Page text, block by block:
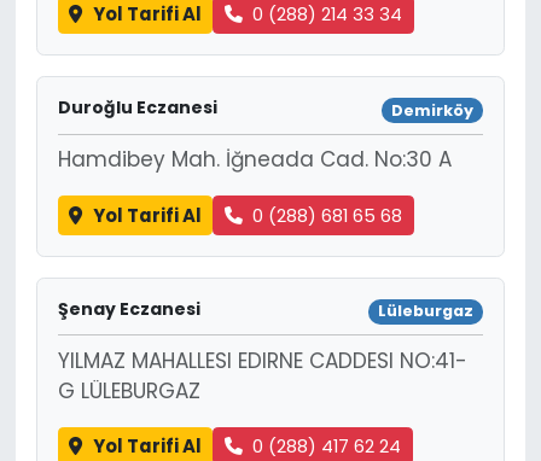
Yol Tarifi Al 0 (288) 214 33 34
Duroğlu Eczanesi Demirköy
Hamdibey Mah. İğneada Cad. No:30 A
Yol Tarifi Al 0 (288) 681 65 68
Şenay Eczanesi Lüleburgaz
YILMAZ MAHALLESI EDIRNE CADDESI NO:41-
G LÜLEBURGAZ
Yol Tarifi Al 0 (288) 417 62 24